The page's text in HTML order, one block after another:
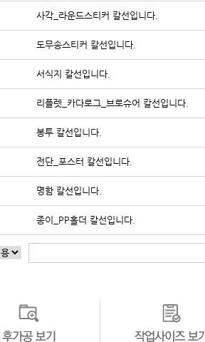
사각_라운드스티커 칼선입니다.
도무송스티커 칼선입니다.
서식지 칼선입니다.
리플렛_카다로그_브로슈어 칼선입니다.
봉투 칼선입니다.
전단_포스터 칼선입니다.
명함 칼선입니다.
종이_PP홀더 칼선입니다.